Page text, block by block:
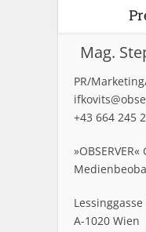
Mag.
PR/
+43 664 245
»OBSERVER«
Lessinggasse
A-1020 Wien